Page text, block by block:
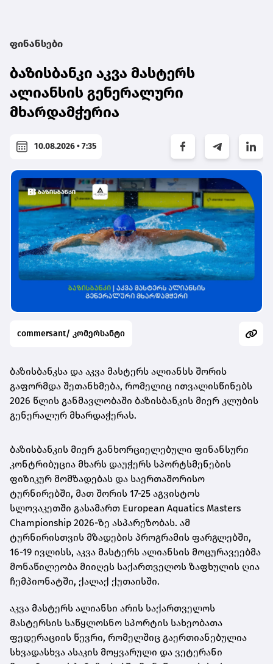
ფინანსები
ბაზისბანკი აკვა მასტერს
ალიანსის გენერალური
მხარდამჭერია
10.08.2026 • 7:35
commersant/ კომერსანტი
ბაზისბანკსა და აკვა მასტერს ალიანსს შორის
გაფორმდა შეთანხმება, რომელიც ითვალისწინებს
2026 წლის განმავლობაში ბაზისბანკის მიერ კლუბის
გენერალურ მხარდაჭერას.
ბაზისბანკის მიერ განხორციელებული ფინანსური
კონტრიბუცია მხარს დაუჭერს სპორტსმენების
ფიზიკურ მომზადებას და საერთაშორისო
ტურნირებში, მათ შორის 17-25 აგვისტოს
სლოვაკეთში გასამართ European Aquatics Masters
Championship 2026-ზე ასპარეზობას. ამ
ტურნირისთვის მზადების პროგრამის ფარგლებში,
16-19 ივლისს, აკვა მასტერს ალიანსის მოცურავეებმა
მონაწილეობა მიიღეს საქართველოს ზაფხულის ღია
ჩემპიონატში, ქალაქ ქუთაისში.
აკვა მასტერს ალიანსი არის საქართველოს
მასტერსის საწყლოსნო სპორტის სახეობათა
ფედერაციის წევრი, რომელშიც გაერთიანებულია
სხვადასხვა ასაკის მოყვარული და ვეტერანი